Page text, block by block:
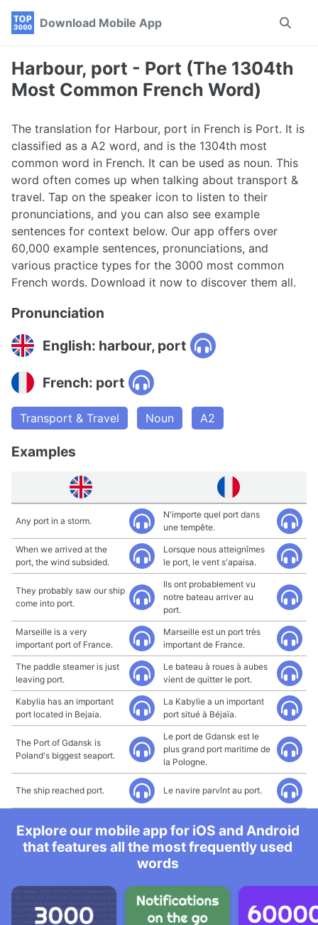
Skip
navigation
Skip
Skip
Download Mobile App
Toggle
Harbour, port - Port (The 1304th
Most Common French Word)
The translation for Harbour, port in French is Port. It is
classified as a A2 word, and is the 1304th most
common word in French. It can be used as noun. This
word often comes up when talking about transport &
travel. Tap on the speaker icon to listen to their
pronunciations, and you can also see example
sentences for context below. Our app offers over
60,000 example sentences, pronunciations, and
various practice types for the 3000 most common
French words. Download it now to discover them all.
Pronunciation
English: harbour, port
French: port
Transport & Travel Noun A2
Examples
Any port in a storm.
N'importe quel port dans
une tempête.
When we arrived at the
port, the wind subsided.
Lorsque nous atteignîmes
le port, le vent s'apaisa.
They probably saw our ship
come into port.
Ils ont probablement vu
notre bateau arriver au
port.
Marseille is a very
important port of France.
Marseille est un port très
important de France.
The paddle steamer is just
leaving port.
Le bateau à roues à aubes
vient de quitter le port.
Kabylia has an important
port located in Bejaia.
La Kabylie a un important
port situé à Béjaïa.
The Port of Gdansk is
Poland's biggest seaport.
Le port de Gdansk est le
plus grand port maritime de
la Pologne.
The ship reached port. Le navire parvînt au port.
Explore our mobile app for iOS and Android
that features all the most frequently used
words